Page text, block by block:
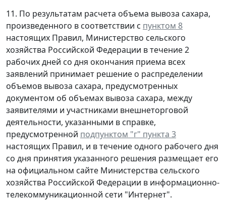
11. По результатам расчета объема вывоза сахара,
произведенного в соответствии с пунктом 8
настоящих Правил, Министерство сельского
хозяйства Российской Федерации в течение 2
рабочих дней со дня окончания приема всех
заявлений принимает решение о распределении
объемов вывоза сахара, предусмотренных
документом об объемах вывоза сахара, между
заявителями и участниками внешнеторговой
деятельности, указанными в справке,
предусмотренной подпунктом "г" пункта 3
настоящих Правил, и в течение одного рабочего дня
со дня принятия указанного решения размещает его
на официальном сайте Министерства сельского
хозяйства Российской Федерации в информационно-
телекоммуникационной сети "Интернет".